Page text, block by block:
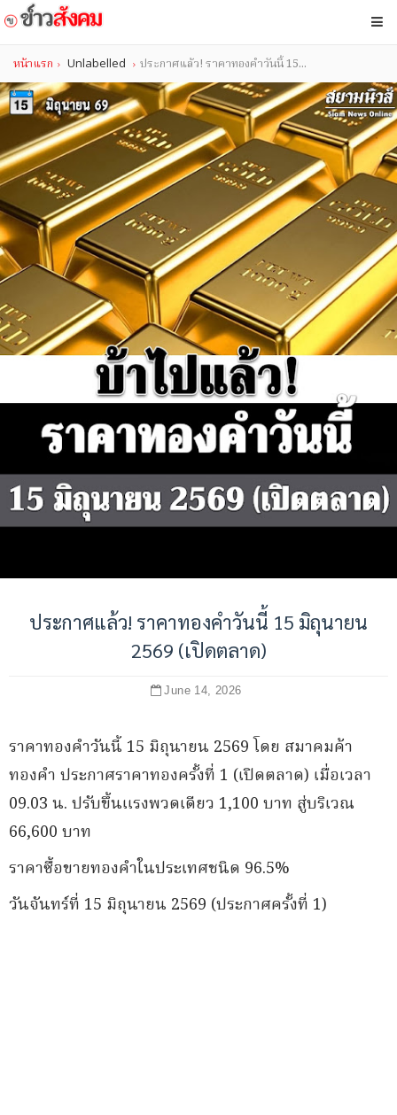
หน้าแรก Unlabelled ประกาศแล้ว! ราคาทองคำวันนี้ 15...
ประกาศแล้ว! ราคาทองคำวันนี้ 15 มิถุนายน
2569 (เปิดตลาด)
June 14, 2026
ราคาทองคำวันนี้ 15 มิถุนายน 2569 โดย สมาคมค้า
ทองคำ ประกาศราคาทองครั้งที่ 1 (เปิดตลาด) เมื่อเวลา
09.03 น. ปรับขึ้นแรงพวดเดียว 1,100 บาท สู่บริเวณ
66,600 บาท
ราคาซื้อขายทองคําในประเทศชนิด 96.5%
วันจันทร์ที่ 15 มิถุนายน 2569 (ประกาศครั้งที่ 1)